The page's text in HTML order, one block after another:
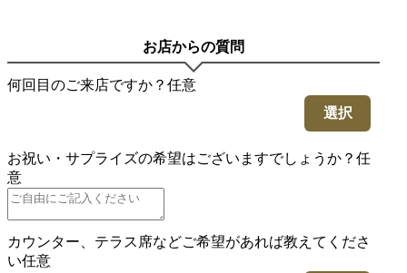
お店からの質問
何回目のご来店ですか？ 任意
選択
お祝い・サプライズの希望はございますでしょうか？ 任
意
カウンター、テラス席などご希望があれば教えてくださ
い任意